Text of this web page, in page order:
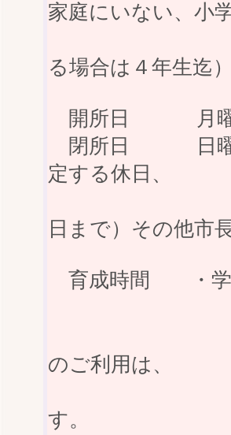
家庭にいない、小
１年生から
る場合は４年生迄
開所日 月曜
閉所日 日曜日
定する休日、
年末、年始
日まで）その他市
育成時間 ・学
・学校休
※朝８時～
のご利用は、
延長届
す。